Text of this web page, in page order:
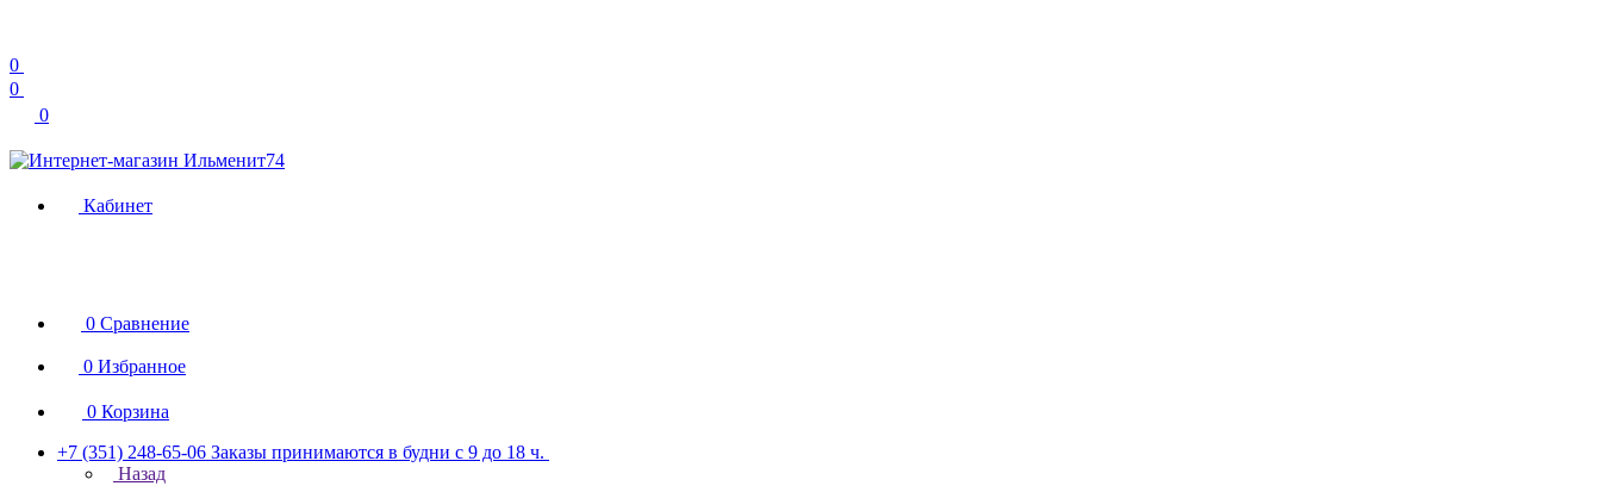
0
0
0
Кабинет
0 Сравнение
0 Избранное
0 Корзина
+7 (351) 248-65-06 Заказы принимаются в будни с 9 до 18 ч.
Назад